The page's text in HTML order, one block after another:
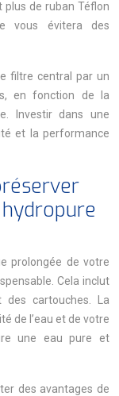
plus de ruban Téflon
vous évitera des
filtre central par un
en fonction de la
Investir dans une
et la performance
prolongée de votre
Cela inclut
cartouches. La
de l’eau et de votre
une eau pure et
des avantages de